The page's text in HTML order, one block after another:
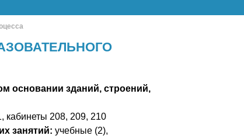
основании зданий, строений,
кабинеты 208, 209, 210
занятий: учебные (2),